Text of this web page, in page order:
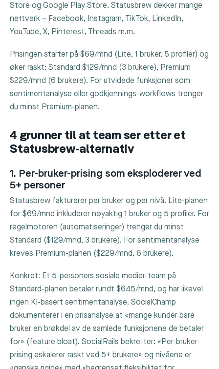
Store og Google Play Store. Statusbrew dekker mange
nettverk – Facebook, Instagram, TikTok, LinkedIn,
YouTube, X, Pinterest, Threads m.m.
Prisingen starter på $69/mnd (Lite, 1 bruker, 5 profiler) og
øker raskt: Standard $129/mnd (3 brukere), Premium
$229/mnd (6 brukere). For utvidede funksjoner som
sentimentanalyse eller godkjennings-workflows trenger
du minst Premium-planen.
4 grunner til at team ser etter et
Statusbrew-alternativ
1. Per-bruker-prising som eksploderer ved
5+ personer
Statusbrew fakturerer per bruker og per nivå. Lite-planen
for $69/mnd inkluderer nøyaktig 1 bruker og 5 profiler. For
regelmotoren (automatiseringer) trenger du minst
Standard ($129/mnd, 3 brukere). For sentimentanalyse
kreves Premium-planen ($229/mnd, 6 brukere).
Konkret: Et 5-personers sosiale medier-team på
Standard-planen betaler rundt $645/mnd, og har likevel
ingen KI-basert sentimentanalyse. SocialChamp
dokumenterer i en prisanalyse at «mange kunder bare
bruker en brøkdel av de samlede funksjonene de betaler
for» (feature bloat). SocialRails bekrefter: «Per-bruker-
prising eskalerer raskt ved 5+ brukere» og nivåene er